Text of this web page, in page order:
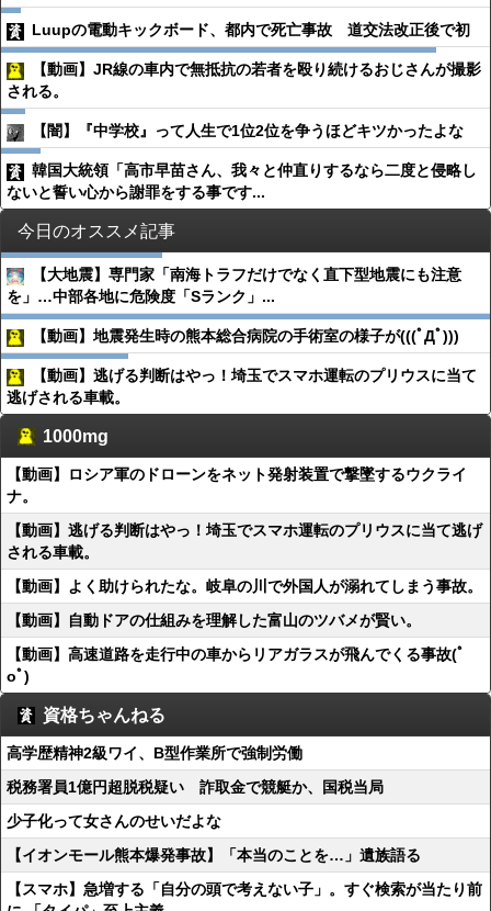
Luupの電動キックボード、都内で死亡事故 道交法改正後で初
【動画】JR線の車内で無抵抗の若者を殴り続けるおじさんが撮影
される。
【闇】『中学校』って人生で1位2位を争うほどキツかったよな
韓国大統領「高市早苗さん、我々と仲直りするなら二度と侵略し
ないと誓い心から謝罪をする事です...
今日のオススメ記事
【大地震】専門家「南海トラフだけでなく直下型地震にも注意
を」…中部各地に危険度「Sランク」...
【動画】地震発生時の熊本総合病院の手術室の様子が(((ﾟДﾟ)))
【動画】逃げる判断はやっ！埼玉でスマホ運転のプリウスに当て
逃げされる車載。
1000mg
【動画】ロシア軍のドローンをネット発射装置で撃墜するウクライ
ナ。
【動画】逃げる判断はやっ！埼玉でスマホ運転のプリウスに当て逃げ
される車載。
【動画】よく助けられたな。岐阜の川で外国人が溺れてしまう事故。
【動画】自動ドアの仕組みを理解した富山のツバメが賢い。
【動画】高速道路を走行中の車からリアガラスが飛んでくる事故(ﾟ
oﾟ)
資格ちゃんねる
高学歴精神2級ワイ、B型作業所で強制労働
税務署員1億円超脱税疑い 詐取金で競艇か、国税当局
少子化って女さんのせいだよな
【イオンモール熊本爆発事故】「本当のことを…」遺族語る
【スマホ】急増する「自分の頭で考えない子」。すぐ検索が当たり前